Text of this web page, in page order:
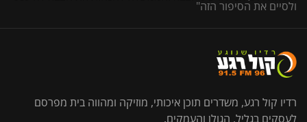
ולסיים את הסיפור הזה"
רדיו קול רגע, משדרים תוכן איכותי, מוזיקה ומהווה בית מפרסם
לעסקים בגליל, הגולן והעמקים.